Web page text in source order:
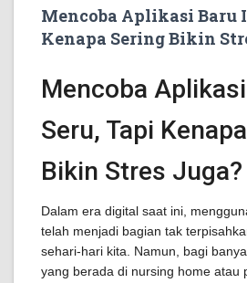
Mencoba Aplikasi Baru
Kenapa Sering Bikin
Mencoba
Seru, Tapi
Bikin Stres Juga?
Dalam era digital saat ini,
telah menjadi bagian tak
sehari-hari kita. Namun, bagi
yang berada di nursing home atau